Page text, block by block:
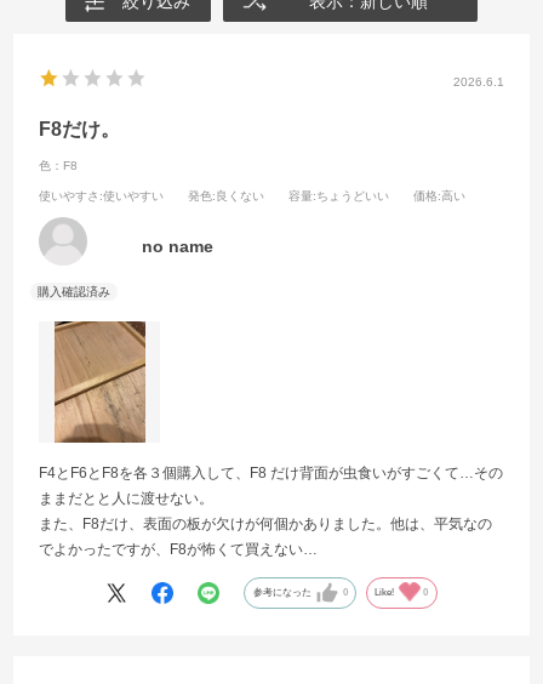
2026.6.1
F8だけ。
色：F8
使いやすさ :使いやすい 発色:良くない 容量:ちょうどいい 価格:高い
no name
F4とF6とF8を各３個購入して、F8 だけ背面が虫食いがすごくて…その
ままだとと人に渡せない。
また、F8だけ、表面の板が欠けが何個かありました。他は、平気なの
でよかったですが、F8が怖くて買えない…
参考になった 0 Like! 0